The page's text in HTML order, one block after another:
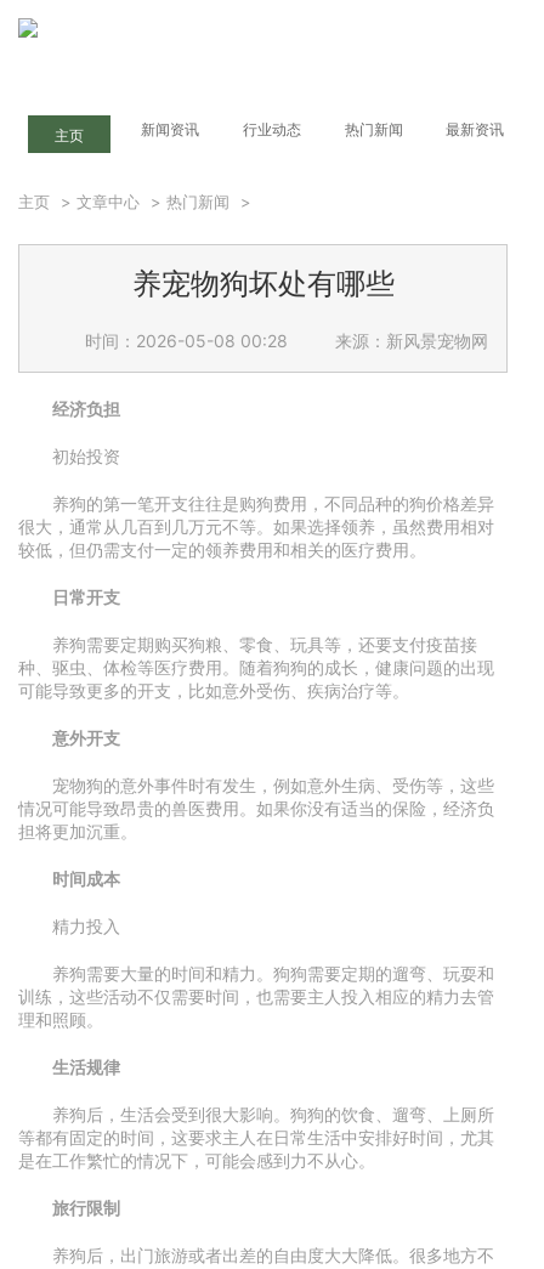
主页 新闻资讯 行业动态 热门新闻 最新资讯
主页 > 文章中心 > 热门新闻 >
养宠物狗坏处有哪些
时间：2026-05-08 00:28 来源：新风景宠物网
经济负担
初始投资
养狗的第一笔开支往往是购狗费用，不同品种的狗价格差异
很大，通常从几百到几万元不等。如果选择领养，虽然费用相对
较低，但仍需支付一定的领养费用和相关的医疗费用。
日常开支
养狗需要定期购买狗粮、零食、玩具等，还要支付疫苗接
种、驱虫、体检等医疗费用。随着狗狗的成长，健康问题的出现
可能导致更多的开支，比如意外受伤、疾病治疗等。
意外开支
宠物狗的意外事件时有发生，例如意外生病、受伤等，这些
情况可能导致昂贵的兽医费用。如果你没有适当的保险，经济负
担将更加沉重。
时间成本
精力投入
养狗需要大量的时间和精力。狗狗需要定期的遛弯、玩耍和
训练，这些活动不仅需要时间，也需要主人投入相应的精力去管
理和照顾。
生活规律
养狗后，生活会受到很大影响。狗狗的饮食、遛弯、上厕所
等都有固定的时间，这要求主人在日常生活中安排好时间，尤其
是在工作繁忙的情况下，可能会感到力不从心。
旅行限制
养狗后，出门旅游或者出差的自由度大大降低。很多地方不